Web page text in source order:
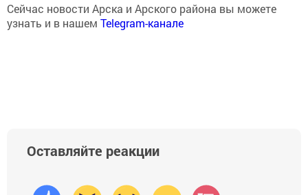
Сейчас новости Арска и Арского района вы можете
узнать и в нашем Telegram-канале
Оставляйте реакции